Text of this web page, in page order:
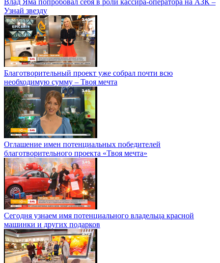
Узнай звезду
Благотворительный проект уже собрал почти всю
необходимую сумму – Твоя мечта
Оглашение имен потенциальных победителей
благотворительного проекта «Твоя мечта»
Сегодня узнаем имя потенциального владельца красной
машинки и других подарков